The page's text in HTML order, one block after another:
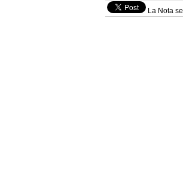
La Nota